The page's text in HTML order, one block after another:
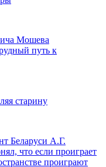
Мошева
путь к
старину
Беларуси А.Г.
что если проиграет
проиграют